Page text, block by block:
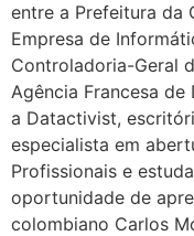
entre a Prefeitura da
Empresa de
Controladoria-Geral
Agência Francesa
a Datactivist,
especialista em
Profissionais e
oportunidade de
colombiano Carlos